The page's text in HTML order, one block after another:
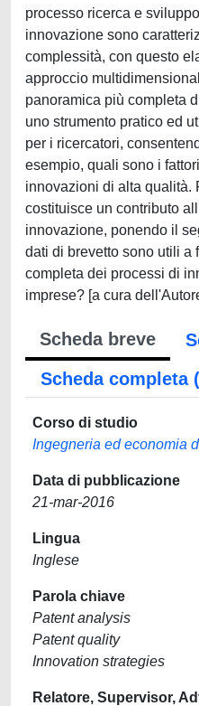
processo ricerca e
innovazione sono
complessità, con questo
approccio
panoramica più completa
uno strumento pratico ed
per i ricercatori,
esempio, quali sono i
innovazioni di alta qualità.
costituisce un contributo
innovazione, ponendo il
dati di brevetto sono utili a
completa dei processi di
imprese? [a cura
Scheda breve
Scheda completa
Corso di studio
Ingegneria ed economia
Data di pubblicazione
21-mar-2016
Lingua
Inglese
Parola chiave
Patent analysis
Patent quality
Innovation strategies
Relatore, Supervisor,